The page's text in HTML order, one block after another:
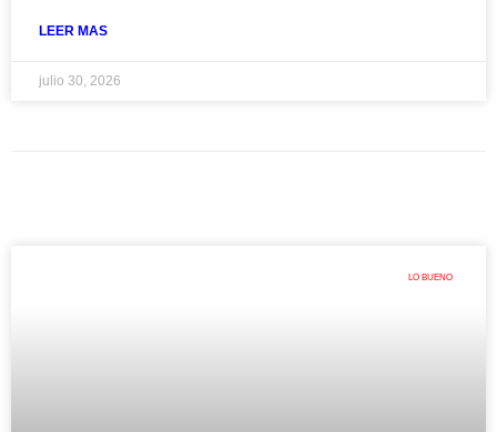
LEER MAS
julio 30, 2026
LO BUENO